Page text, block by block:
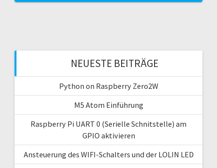
NEUESTE BEITRÄGE
Python on Raspberry Zero2W
M5 Atom Einführung
Raspberry Pi UART 0 (Serielle Schnitstelle) am
GPIO aktivieren
Ansteuerung des WIFI-Schalters und der LOLIN LED